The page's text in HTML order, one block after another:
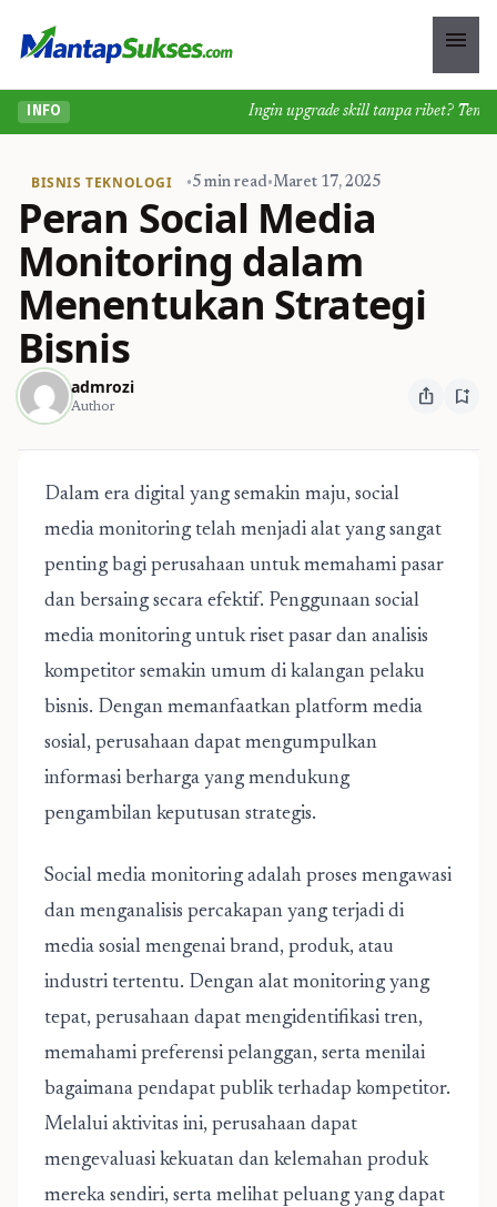
menu
INFO Ingin upgrade skill tanpa ribet?
BISNIS TEKNOLOGI •5 min read•Maret 17, 2025
Peran Social Media
Monitoring dalam
Menentukan Strategi
Bisnis
admrozi
Author ios_share bookmark_add
Dalam era digital yang semakin maju, social
media monitoring telah menjadi alat yang sangat
penting bagi perusahaan untuk memahami pasar
dan bersaing secara efektif. Penggunaan social
media monitoring untuk riset pasar dan analisis
kompetitor semakin umum di kalangan pelaku
bisnis. Dengan memanfaatkan platform media
sosial, perusahaan dapat mengumpulkan
informasi berharga yang mendukung
pengambilan keputusan strategis.
Social media monitoring adalah proses mengawasi
dan menganalisis percakapan yang terjadi di
media sosial mengenai brand, produk, atau
industri tertentu. Dengan alat monitoring yang
tepat, perusahaan dapat mengidentifikasi tren,
memahami preferensi pelanggan, serta menilai
bagaimana pendapat publik terhadap kompetitor.
Melalui aktivitas ini, perusahaan dapat
mengevaluasi kekuatan dan kelemahan produk
mereka sendiri, serta melihat peluang yang dapat